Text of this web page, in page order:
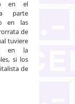
en el
parte
en las
de
tuviere
en la
si los
de